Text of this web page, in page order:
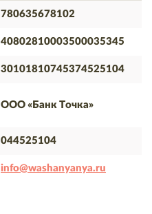
780635678102
40802810003500035345
30101810745374525104
ООО «Банк Точка»
044525104
info@washanyanya.ru